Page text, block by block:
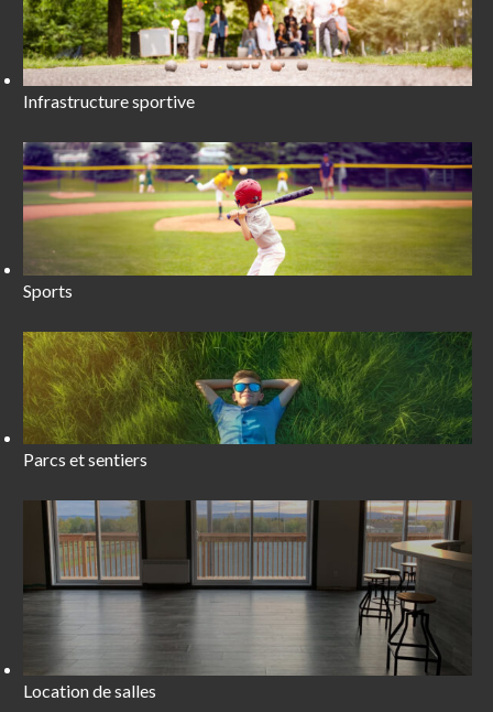
Infrastructure sportive
Sports
Parcs et sentiers
Location de salles